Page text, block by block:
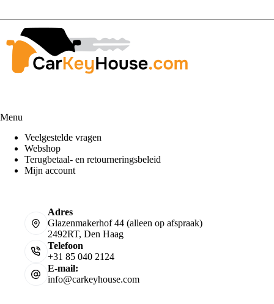
Menu
Veelgestelde vragen
Webshop
Terugbetaal- en retourneringsbeleid
Mijn account
Adres
Glazenmakerhof 44 (alleen op afspraak)
2492RT, Den Haag
Telefoon
+31 85 040 2124
E-mail:
info@carkeyhouse.com